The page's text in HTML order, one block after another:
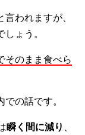
われますが、
ょう。
そのまま食べら
の話です。
瞬く間に減り